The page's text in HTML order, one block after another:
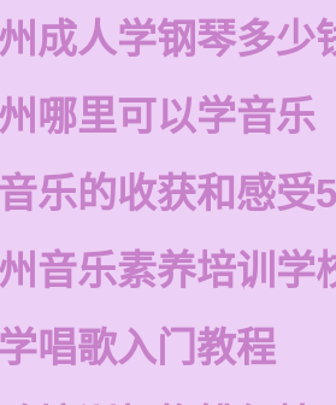
成人学钢琴多少
哪里可以学音乐
乐的收获和感受
音乐素养培训学
唱歌入门教程